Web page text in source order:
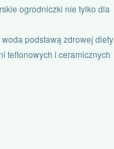
ogrodniczki nie tylko dla
podstawą zdrowej diety
teflonowych i ceramicznych